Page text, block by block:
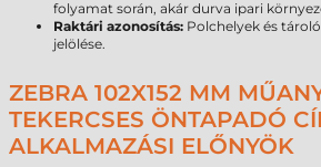
folyamat során, akár durva ipari
Raktári azonosítás: Polchelyek és
jelölése.
ZEBRA 102X152 MM
TEKERCSES ÖNTAPADÓ
ALKALMAZÁSI ELŐNYÖK